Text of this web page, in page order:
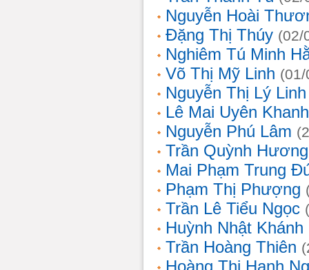
Nguyễn Hoài
Đặng Thị Thúy (02/
Nghiêm Tú Minh
Võ Thị Mỹ Linh
Nguyễn Thị Lý Linh
Lê Mai Uyên Khanh
Nguyễn Phú Lâm
Trần Quỳnh Hương
Mai Phạm Trung
Phạm Thị Phượng
Trần Lê Tiểu Ngọc
Huỳnh Nhật Khánh
Trần Hoàng Thiên
Hoàng Thị Hạnh